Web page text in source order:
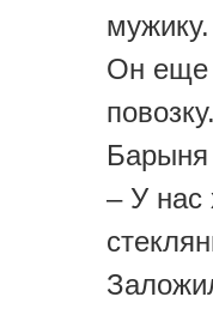
мужику.
Он еще
повозку.
Барыня
– У нас